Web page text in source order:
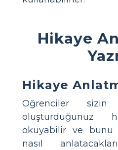
Hikaye
Hikaye
Öğrenciler
oluşturduğunuz
okuyabilir ve bunu
nasıl